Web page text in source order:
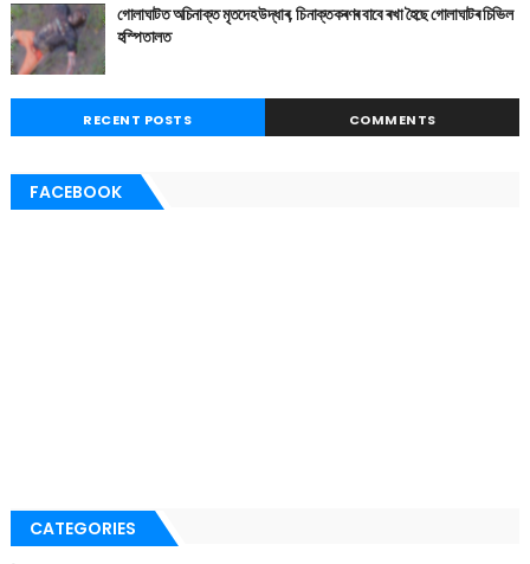
গোলাঘাটত অচিনাক্ত মৃতদেহ উদ্ধাৰ, চিনাক্তকৰণৰ বাবে ৰখা হৈছে গোলাঘাটৰ চিভিল
হস্পিতালত
RECENT POSTS COMMENTS
FACEBOOK
CATEGORIES